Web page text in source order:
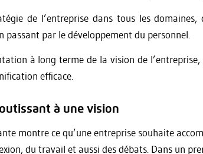
de l’entreprise dans tous les
passant par le développement du personnel.
à long terme de la vision de
efficace.
à une vision
montre ce qu’une entreprise souhaite
du travail et aussi des débats. Dans un